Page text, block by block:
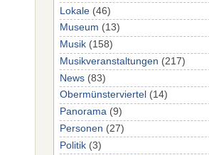
Lokale (46)
Museum (13)
Musik (158)
Musikveranstaltungen (217)
News (83)
Obermünsterviertel (14)
Panorama (9)
Personen (27)
Politik (3)